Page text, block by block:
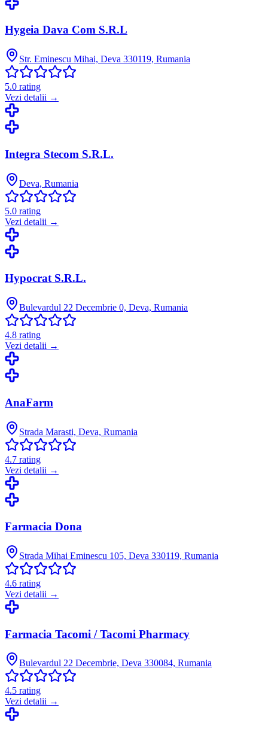
Hygeia Dava Com S.R.L
Str. Eminescu Mihai, Deva 330119, Rumania
5.0 rating
Vezi detalii →
Integra Stecom S.R.L.
Deva, Rumania
5.0 rating
Vezi detalii →
Hypocrat S.R.L.
Bulevardul 22 Decembrie 0, Deva, Rumania
4.8 rating
Vezi detalii →
AnaFarm
Strada Marasti, Deva, Rumania
4.7 rating
Vezi detalii →
Farmacia Dona
Strada Mihai Eminescu 105, Deva 330119, Rumania
4.6 rating
Vezi detalii →
Farmacia Tacomi / Tacomi Pharmacy
Bulevardul 22 Decembrie, Deva 330084, Rumania
4.5 rating
Vezi detalii →